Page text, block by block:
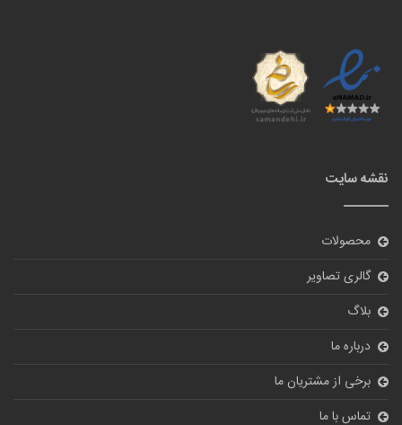
نقشه سایت
محصولات
گالری تصاویر
بلاگ
درباره ما
برخی از مشتریان ما
تماس با ما